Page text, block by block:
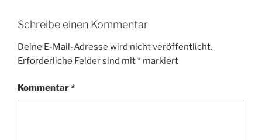
Schreibe einen Kommentar
Deine E-Mail-Adresse wird nicht veröffentlicht.
Erforderliche Felder sind mit* markiert
Kommentar*